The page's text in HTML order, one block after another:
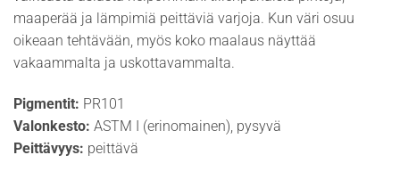
maaperää ja lämpimiä peittäviä varjoja. Kun väri osuu
oikeaan tehtävään, myös koko maalaus näyttää
vakaammalta ja uskottavammalta.
Pigmentit: PR101
Valonkesto: ASTM I (erinomainen), pysyvä
Peittävyys: peittävä